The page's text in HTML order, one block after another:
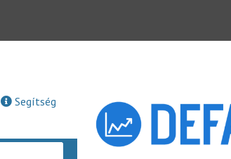
Segítség